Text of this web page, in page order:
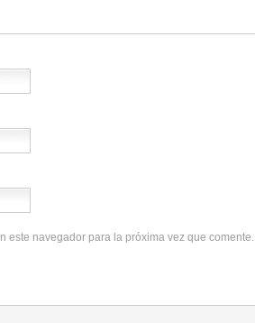
este navegador para la próxima vez que comente.